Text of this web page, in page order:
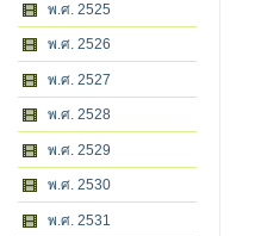
พ.ศ. 2525
พ.ศ. 2526
พ.ศ. 2527
พ.ศ. 2528
พ.ศ. 2529
พ.ศ. 2530
พ.ศ. 2531